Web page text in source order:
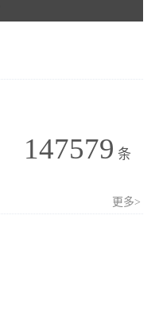
147579 条
更多>